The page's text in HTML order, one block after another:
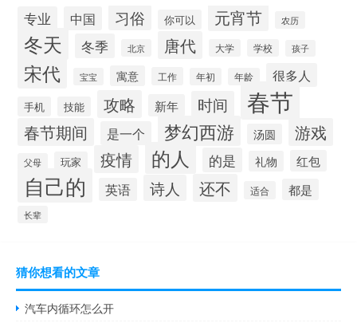
专业 中国 习俗 你可以 元宵节 农历
冬天 冬季 北京 唐代 大学 学校 孩子
宋代 宝宝 寓意 工作 年初 年龄 很多人
手机 技能 攻略 新年 时间 春节
春节期间 是一个 梦幻西游 汤圆 游戏
父母 玩家 疫情 的人 的是 礼物 红包
自己的 英语 诗人 还不 适合 都是
长辈
猜你想看的文章
汽车内循环怎么开